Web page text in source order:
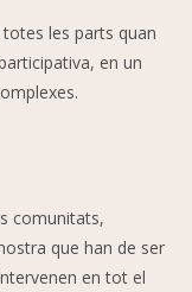
les parts quan
en un
comunitats,
que han de ser
en tot el